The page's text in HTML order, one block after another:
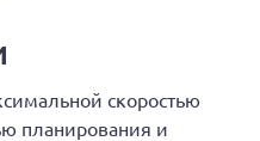
скоростью
планирования и